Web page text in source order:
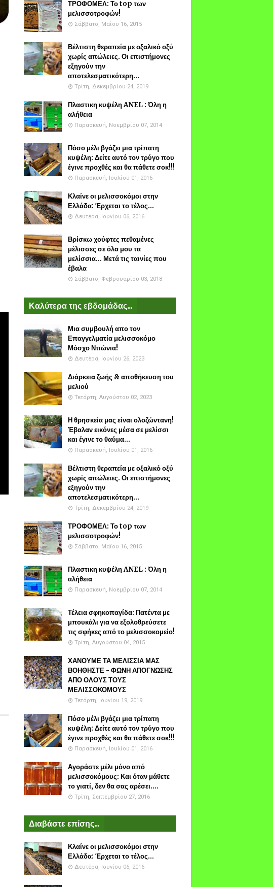
ΤΡΟΦΟΜΕΛ: Το top των
μελισσοτροφών!
Σάββατο, Μαΐου 16, 2015
Βέλτιστη θεραπεία με οξαλικό οξύ
χωρίς απώλειες. Οι επιστήμονες
εξηγούν την
αποτελεσματικότερη...
Τρίτη, Δεκεμβρίου 24, 2019
Πλαστικη κυψέλη ANEL : Όλη η
αλήθεια
Παρασκευή, Νοεμβρίου 07, 2014
Πόσο μέλι βγάζει μια τρίπατη
κυψέλη: Δείτε αυτό τον τρύγο που
έγινε προχθές και θα πάθετε σοκ!!!
Παρασκευή, Ιουλίου 01, 2016
Κλαίνε οι μελισσοκόμοι στην
Ελλάδα: Έρχεται το τέλος...
Δευτέρα, Ιουνίου 06, 2016
Βρίσκω χούφτες πεθαμένες
μέλισσες σε όλα μου τα
μελίσσια... Μετά τις ταινίες που
έβαλα
Σάββατο, Φεβρουαρίου 03, 2018
Καλύτερα της εβδομάδας...
Μια συμβουλή απο τον
Επαγγελματία μελισσοκόμο
Μόσχο Ντιώνια!
Δευτέρα, Ιουνίου 26, 2023
Διάρκεια ζωής & αποθήκευση του
μελιού
Τετάρτη, Αυγούστου 02, 2023
Η θρησκεία μας είναι ολοζώντανη!
Έβαλαν εικόνες μέσα σε μελίσσι
και έγινε το θαύμα...
Παρασκευή, Ιουλίου 01, 2016
Βέλτιστη θεραπεία με οξαλικό οξύ
χωρίς απώλειες. Οι επιστήμονες
εξηγούν την
αποτελεσματικότερη...
Τρίτη, Δεκεμβρίου 24, 2019
ΤΡΟΦΟΜΕΛ: Το top των
μελισσοτροφών!
Σάββατο, Μαΐου 16, 2015
Πλαστικη κυψέλη ANEL : Όλη η
αλήθεια
Παρασκευή, Νοεμβρίου 07, 2014
Τέλεια σφηκοπαγίδα: Πατέντα με
μπουκάλι για να εξολοθρεύσετε
τις σφήκες από το μελισσοκομείο!
Τρίτη, Αυγούστου 04, 2015
ΧΑΝΟΥΜΕ ΤΑ ΜΕΛΙΣΣΙΑ ΜΑΣ
ΒΟΗΘΗΣΤΕ - ΦΩΝΗ ΑΠΟΓΝΩΣΗΣ
ΑΠΟ ΟΛΟΥΣ ΤΟΥΣ
ΜΕΛΙΣΣΟΚΟΜΟΥΣ
Τετάρτη, Ιουνίου 19, 2019
Πόσο μέλι βγάζει μια τρίπατη
κυψέλη: Δείτε αυτό τον τρύγο που
έγινε προχθές και θα πάθετε σοκ!!!
Παρασκευή, Ιουλίου 01, 2016
Αγοράστε μέλι μόνο από
μελισσοκόμους: Και όταν μάθετε
το γιατί, δεν θα σας αρέσει....
Τρίτη, Σεπτεμβρίου 27, 2016
Διαβάστε επίσης...
Κλαίνε οι μελισσοκόμοι στην
Ελλάδα: Έρχεται το τέλος...
Δευτέρα, Ιουνίου 06, 2016